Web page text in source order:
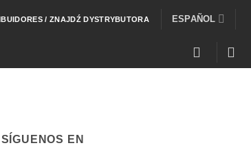
/ ZNAJDŹ DYSTRYBUTORA ESPAÑOL
SÍGUENOS EN